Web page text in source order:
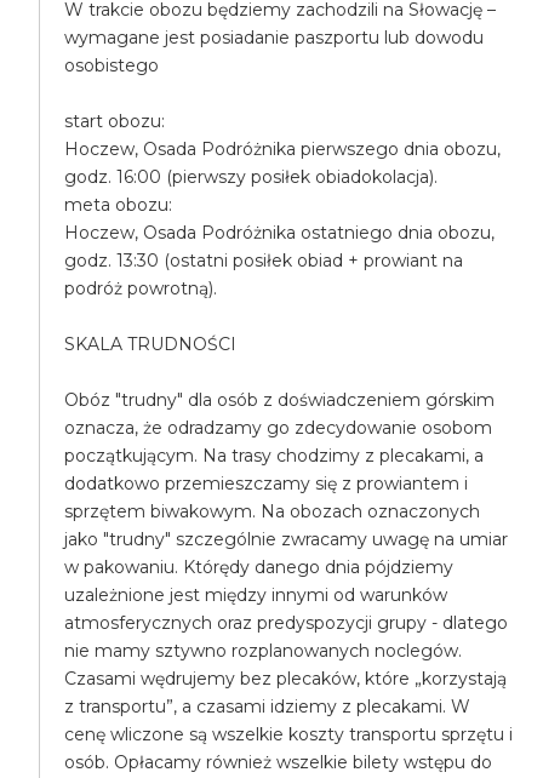
W trakcie obozu będziemy zachodzili na Słowację –
wymagane jest posiadanie paszportu lub dowodu
osobistego
start obozu:
Hoczew, Osada Podróżnika pierwszego dnia obozu,
godz. 16:00 (pierwszy posiłek obiadokolacja).
meta obozu:
Hoczew, Osada Podróżnika ostatniego dnia obozu,
godz. 13:30 (ostatni posiłek obiad + prowiant na
podróż powrotną).
SKALA TRUDNOŚCI
Obóz "trudny" dla osób z doświadczeniem górskim
oznacza, że odradzamy go zdecydowanie osobom
początkującym. Na trasy chodzimy z plecakami, a
dodatkowo przemieszczamy się z prowiantem i
sprzętem biwakowym. Na obozach oznaczonych
jako "trudny" szczególnie zwracamy uwagę na umiar
w pakowaniu. Którędy danego dnia pójdziemy
uzależnione jest między innymi od warunków
atmosferycznych oraz predyspozycji grupy - dlatego
nie mamy sztywno rozplanowanych noclegów.
Czasami wędrujemy bez plecaków, które „korzystają
z transportu”, a czasami idziemy z plecakami. W
cenę wliczone są wszelkie koszty transportu sprzętu i
osób. Opłacamy również wszelkie bilety wstępu do